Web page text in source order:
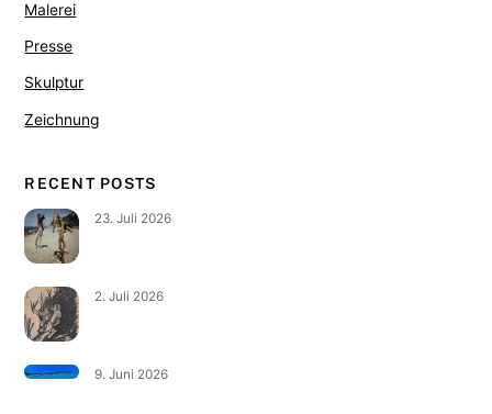
Malerei
Presse
Skulptur
Zeichnung
RECENT POSTS
23. Juli 2026
2. Juli 2026
9. Juni 2026